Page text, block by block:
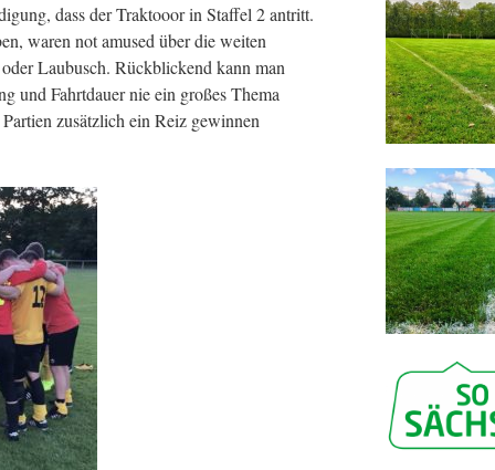
dass der Traktooor in Staffel 2 antritt.
waren not amused über die weiten
Laubusch. Rückblickend kann man
und Fahrtdauer nie ein großes Thema
zusätzlich ein Reiz gewinnen